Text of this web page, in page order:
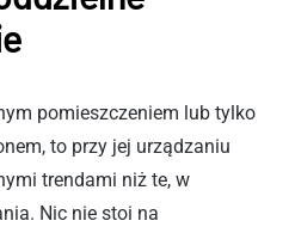
pomieszczeniem lub tylko
to przy jej urządzaniu
trendami niż te, w
Nic nie stoi na